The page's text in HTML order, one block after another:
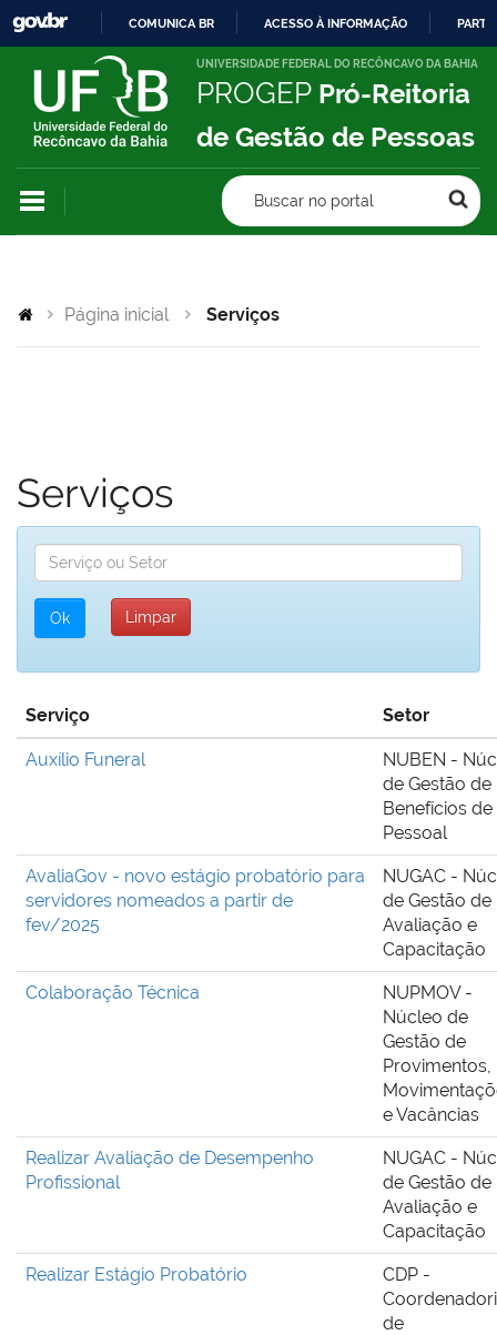
IR
PARA
CONTEÚDO
COMUNICA BR ACESSO À INFORMAÇÃO
UNIVERSIDADE FEDERAL DO RECÔNCAVO DA BAHIA
PROGEP Pró-Reitoria
de Gestão de Pessoas
Buscar no portal
Página inicial Serviços
Serviços
Serviço Setor
Auxílio Funeral
NUBEN -
de Gestão de
Benefícios de
Pessoal
AvaliaGov - novo estágio probatório para
servidores nomeados a partir de
fev/2025
NUGAC -
de Gestão de
Avaliação e
Capacitação
Colaboração Técnica
NUPMOV -
Núcleo de
Gestão de
Provimentos,
e Vacâncias
Realizar Avaliação de Desempenho
Profissional
NUGAC -
de Gestão de
Avaliação e
Capacitação
Realizar Estágio Probatório
CDP -
de